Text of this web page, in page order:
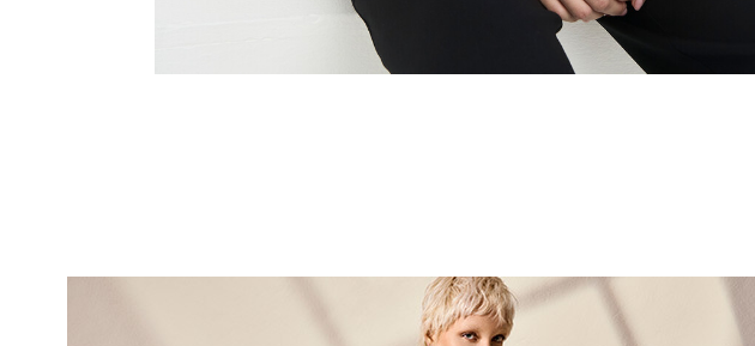
sul tuo primo acquisto!
Entra nella Community di Camomilla Italia e accedi